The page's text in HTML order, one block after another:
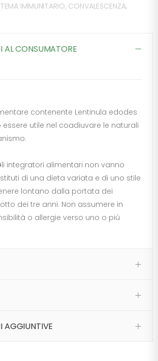
IMMUNITARIO, CONVALESCENZA,
AL CONSUMATORE
contenente Lentinula edodes
essere utile nel coadiuvare le naturali
li integratori alimentari non vanno
di una dieta variata e di uno stile
lontano dalla portata dei
dei tre anni. Non assumere in
o allergie verso uno o più
AGGIUNTIVE